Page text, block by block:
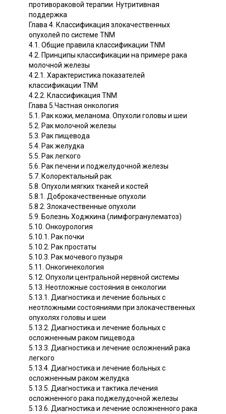
противораковой терапии. Нутритивная
поддержка
Глава 4. Классификация злокачественных
опухолей по системе TNM
4.1. Общие правила классификации TNM
4.2. Принципы классификации на примере рака
молочной железы
4.2.1. Характеристика показателей
классификации TNM
4.2.2. Классификация TNM
Глава 5.Частная онкология
5.1. Рак кожи, меланома. Опухоли головы и шеи
5.2. Рак молочной железы
5.3. Рак пищевода
5.4. Рак желудка
5.5. Рак легкого
5.6. Рак печени и поджелудочной железы
5.7. Колоректальный рак
5.8. Опухоли мягких тканей и костей
5.8.1. Доброкачественные опухоли
5.8.2. Злокачественные опухоли
5.9. Болезнь Ходжкина (лимфогранулематоз)
5.10. Онкоурология
5.10.1. Рак почки
5.10.2. Рак простаты
5.10.3. Рак мочевого пузыря
5.11. Онкогинекология
5.12. Опухоли центральной нервной системы
5.13. Неотложные состояния в онкологии
5.13.1. Диагностика и лечение больных с
неотложными состояниями при злокачественных
опухолях головы и шеи
5.13.2. Диагностика и лечение больных с
осложненным раком пищевода
5.13.3. Диагностика и лечение осложнений рака
легкого
5.13.4. Диагностика и лечение больных с
осложненным раком желудка
5.13.5. Диагностика и тактика лечения
осложненного рака поджелудочной железы
5.13.6. Диагностика и лечение осложненного рака